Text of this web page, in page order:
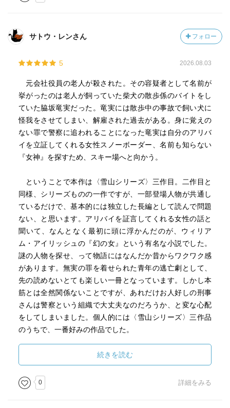
サトウ・レンさん フォロー
5 2026.08.03
元会社役員の老人が殺された。その容疑者として名前が
挙がったのは老人が飼っていた柴犬の散歩係のバイトをし
ていた脇坂竜実だった。竜実には散歩中の事故で飼い犬に
怪我をさせてしまい、解雇された過去がある。身に覚えの
ない罪で警察に追われることになった竜実は自分のアリバ
イを立証してくれる女性スノーボーダー、名前も知らない
『女神』を探すため、スキー場へと向かう。
ということで本作は〈雪山シリーズ〉三作目。二作目と
同様、シリーズものの一作ですが、一部登場人物が共通し
ているだけで、基本的には独立した長編として読んで問題
ない、と思います。アリバイを証言してくれる女性の話と
聞いて、なんとなく最初に頭に浮かんだのが、ウィリア
ム・アイリッシュの『幻の女』という有名な小説でした。
謎の人物を探せ、って物語にはなんだか昔からワクワク感
があります。無実の罪を着せられた青年の逃亡劇として、
先の読めないとても楽しい一冊となっています。しかし本
筋とは全然関係ないことですが、あれだけお人好しの刑事
さんは警察という組織で大丈夫なのだろうか、と変な心配
をしてしまいました。個人的には〈雪山シリーズ〉三作品
のうちで、一番好みの作品でした。
続きを読む
0 詳細をみる